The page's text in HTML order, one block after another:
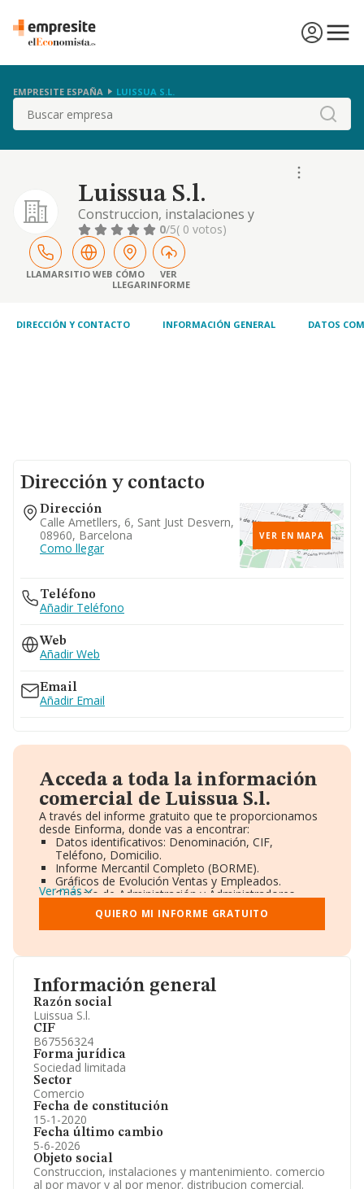
EMPRESITE ESPAÑA LUISSUA S.L.
Buscar
Luissua S.l.
Construccion, instalaciones y
mantenimiento. comercio al por mayor y al
por menor. distribucion comercial.
importacion y exportacion. actividades
inmobiliarias. industrias manufactureras y
textiles, etc
0/5( 0 votos)
LLAMARSITIO WEB CÓMO
LLEGAR
VER
INFORME
DIRECCIÓN Y CONTACTO INFORMACIÓN GENERAL DATOS
Información general
Razón social
Luissua S.l.
CIF
B67556324
Forma jurídica
Sociedad limitada
Sector
Comercio
Fecha de constitución
15-1-2020
Fecha último cambio
5-6-2026
Objeto social
Construccion, instalaciones y mantenimiento. comercio
al por mayor y al por menor. distribucion comercial.
Dirección y contacto
Dirección
Calle Ametllers, 6, Sant Just Desvern,
08960, Barcelona
Como llegar
VER EN MAPA
Teléfono
Añadir Teléfono
Web
Añadir Web
Email
Añadir Email
Acceda a toda la información
comercial de Luissua S.l.
A través del informe gratuito que te proporcionamos
desde Einforma, donde vas a encontrar:
Datos identificativos: Denominación, CIF,
Teléfono, Domicilio.
Informe Mercantil Completo (BORME).
Gráficos de Evolución Ventas y Empleados.
Consejo de Administración y Administradores.
Directivos y Ejecutivos.
Accionistas.
Participaciones y Vinculaciones en otras empresas.
Información oficial y registral complementaria.
Ver más
QUIERO MI INFORME GRATUITO